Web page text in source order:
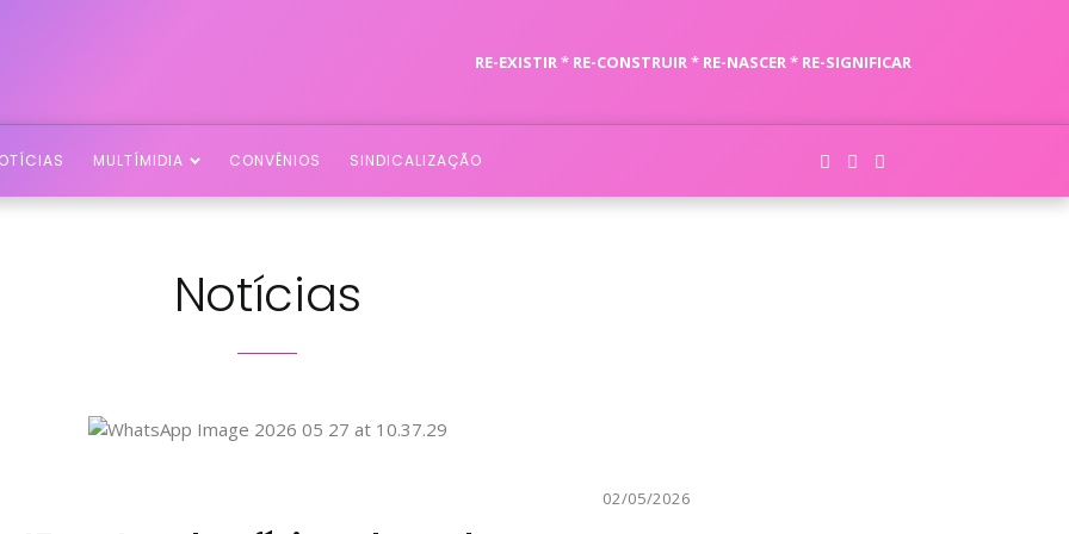
RE-EXISTIR * RE-CONSTRUIR * RE-NASCER * RE-SIGNIFICAR
MULTÍMIDIA CONVÊNIOS SINDICALIZAÇÃO
Notícias
02/05/2026